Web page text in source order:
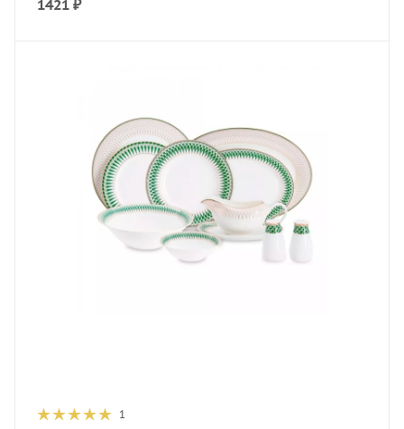
1421 ₽
1